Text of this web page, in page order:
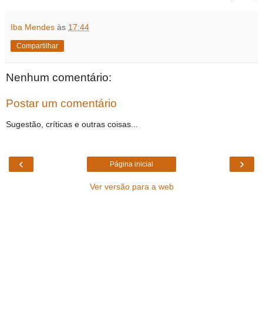
Iba Mendes às 17:44
Compartilhar
Nenhum comentário:
Postar um comentário
Sugestão, críticas e outras coisas...
‹ ›
Página inicial
Ver versão para a web